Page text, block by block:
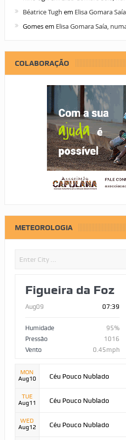
Béatrice Tugh em Elisa Gomara
Gomesem Elisa Gomara Saía,
COLABORAÇÃO
METEOROLOGIA
Figueira da Foz
Aug09 07:39
Humidade
95%
Pressão
1016
Vento
0.45mph
MON
Aug10
Céu Pouco Nublado
TUE
Aug11
Céu Pouco Nublado
WED
Aug12
Céu Pouco Nublado